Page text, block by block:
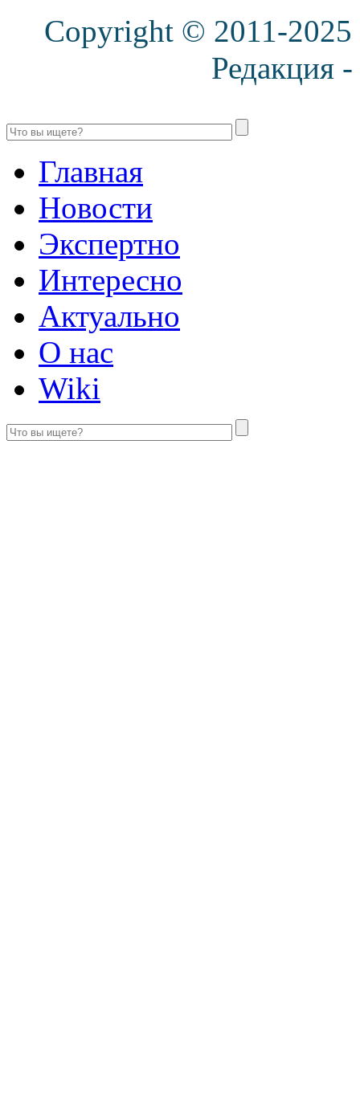
Copyright © 2011-
Редакция -
Главная
Новости
Экспертно
Интересно
Актуально
О нас
Wiki